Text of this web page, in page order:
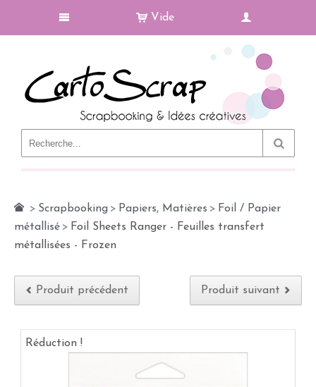
Vide
> Scrapbooking > Papiers, Matières > Foil / Papier
métallisé > Foil Sheets Ranger - Feuilles transfert
métallisées - Frozen
Produit précédent Produit suivant
Réduction !